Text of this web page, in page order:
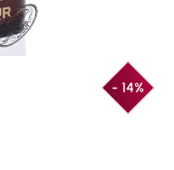
- 14%